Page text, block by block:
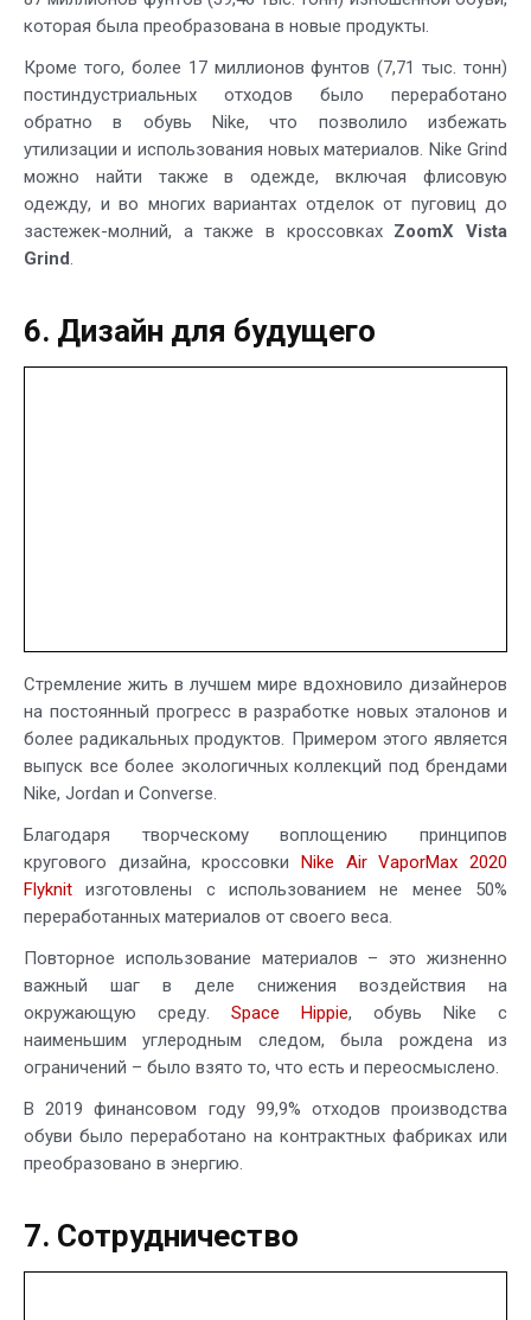
которая была преобразована в новые продукты.
Кроме того, более 17 миллионов фунтов (7,71 тыс. тонн)
постиндустриальных отходов было переработано
обратно в обувь Nike, что позволило избежать
утилизации и использования новых материалов. Nike Grind
можно найти также в одежде, включая флисовую
одежду, и во многих вариантах отделок от пуговиц до
застежек-молний, а также в кроссовках ZoomX Vista
Grind.
6. Дизайн для будущего
Стремление жить в лучшем мире вдохновило дизайнеров
на постоянный прогресс в разработке новых эталонов и
более радикальных продуктов. Примером этого является
выпуск все более экологичных коллекций под брендами
Nike, Jordan и Converse.
Благодаря творческому воплощению принципов
кругового дизайна, кроссовки Nike Air VaporMax 2020
Flyknit изготовлены с использованием не менее 50%
переработанных материалов от своего веса.
Повторное использование материалов – это жизненно
важный шаг в деле снижения воздействия на
окружающую среду. Space Hippie, обувь Nike с
наименьшим углеродным следом, была рождена из
ограничений – было взято то, что есть и переосмыслено.
В 2019 финансовом году 99,9% отходов производства
обуви было переработано на контрактных фабриках или
преобразовано в энергию.
7. Сотрудничество